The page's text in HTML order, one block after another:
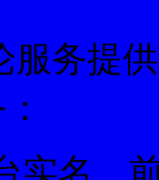
服务提
实名、